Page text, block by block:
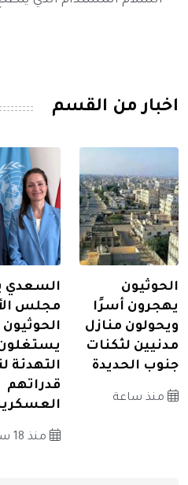
اخبار من القسم
الحوثيون
يهجرون أسرًا
ويحولون منازل
مدنيين لثكنات
جنوب الحديدة
منذ ساعة
السعدي
مجلس
الحوثيون
التهدئة
قدراتهم
منذ 18 ساعة